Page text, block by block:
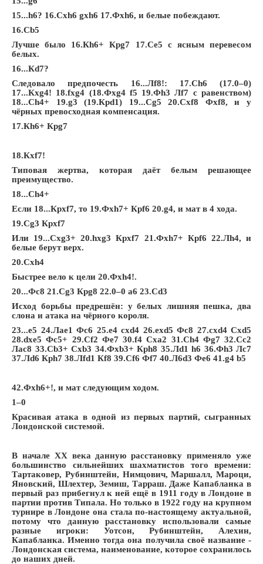
15...h6? 16.Сxh6 gxh6 17.Фxh6, и белые побеждают.
16.Сb5
Лучше было 16.Кh6+ Крg7 17.Сe5 с ясным перевесом
белых.
16...Кd7?
Следовало предпочесть 16...Лf8!: 17.Сh6 (17.0–0)
17...Кxg4! 18.fxg4 (18.Фxg4 f5 19.Фh3 Лf7 с равенством)
18...Сh4+ 19.g3 (19.Крd1) 19...Сg5 20.Сxf8 Фxf8, и у
чёрных превосходная компенсация.
17.Кh6+ Крg7
18.Кxf7!
Типовая жертва, которая даёт белым решающее
преимущество.
18...Сh4+
Если 18...Крxf7, то 19.Фxh7+ Крf6 20.g4, и мат в 4 хода.
19.Сg3 Крxf7
Или 19...Сxg3+ 20.hxg3 Крxf7 21.Фxh7+ Крf6 22.Лh4, и
белые берут верх.
20.Сxh4
Быстрее вело к цели 20.Фxh4!.
20...Фc8 21.Сg3 Крg8 22.0–0 a6 23.Сd3
Исход борьбы предрешён: у белых лишняя пешка, два
слона и атака на чёрного короля.
23...e5 24.Лae1 Фc6 25.e4 cxd4 26.exd5 Фc8 27.cxd4 Сxd5
28.dxe5 Фc5+ 29.Сf2 Фe7 30.f4 Сxa2 31.Сh4 Фg7 32.Сc2
Лac8 33.Сb3+ Сxb3 34.Фxb3+ Крh8 35.Лd1 h6 36.Фh3 Лc7
37.Лd6 Крh7 38.Лfd1 Кf8 39.Сf6 Фf7 40.Л6d3 Фe6 41.g4 b5
42.Фxh6+!, и мат следующим ходом.
1–0
Красивая атака в одной из первых партий, сыгранных
Лондонской системой.
В начале XX века данную расстановку применяло уже
большинство сильнейших шахматистов того времени:
Тартаковер, Рубинштейн, Нимцович, Маршалл, Мароци,
Яновский, Шлехтер, Земиш, Тарраш. Даже Капабланка в
первый раз прибегнул к ней ещё в 1911 году в Лондоне в
партии против Типала. Но только в 1922 году на крупном
турнире в Лондоне она стала по-настоящему актуальной,
потому что данную расстановку использовали самые
разные игроки: Уотсон, Рубинштейн, Алехин,
Капабланка. Именно тогда она получила своё название -
Лондонская система, наименование, которое сохранилось
до наших дней.